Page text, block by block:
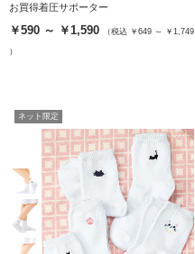
お買得着圧サポーター
￥590 ～ ￥1,590 （税込 ￥649 ～ ￥1,749
）
ネット限定